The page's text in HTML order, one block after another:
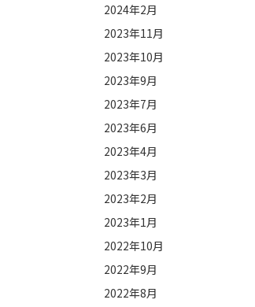
2024年2月
2023年11月
2023年10月
2023年9月
2023年7月
2023年6月
2023年4月
2023年3月
2023年2月
2023年1月
2022年10月
2022年9月
2022年8月